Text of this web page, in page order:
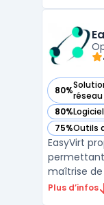
serveur
Le
80%réseau
— voir
80%
— voir
75%Outils
— voir
EasyVirt
permettant
maîtrise
Plus d’infos